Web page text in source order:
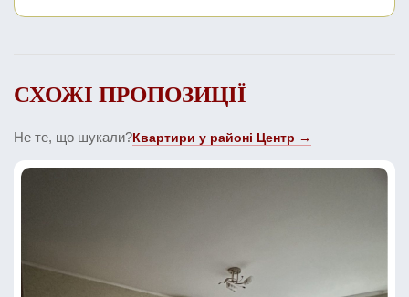
СХОЖІ ПРОПОЗИЦІЇ
Не те, що шукали?Квартири у районі Центр →